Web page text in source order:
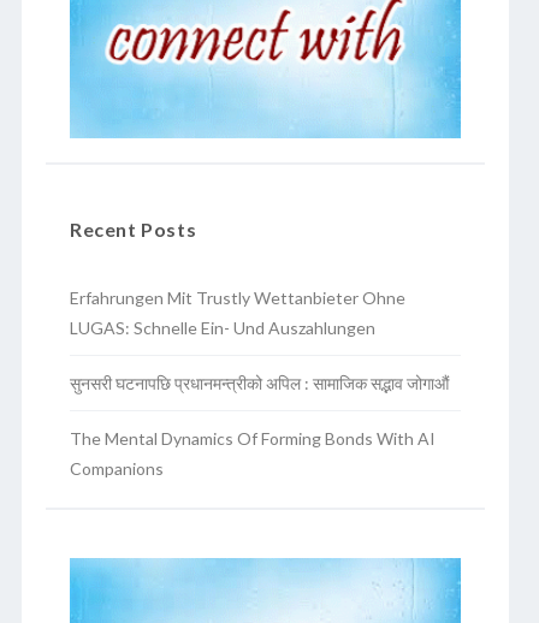
Recent Posts
Erfahrungen Mit Trustly Wettanbieter Ohne
LUGAS: Schnelle Ein- Und Auszahlungen
सुनसरी घटनापछि प्रधानमन्त्रीको अपिल : सामाजिक सद्भाव जोगाऔं
The Mental Dynamics Of Forming Bonds With AI
Companions